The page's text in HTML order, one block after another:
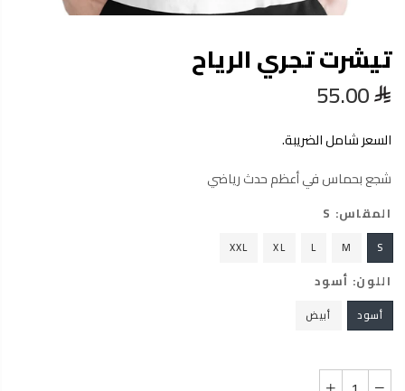
تيشرت تجري الرياح
55.00
السعر شامل الضريبة.
شجع بحماس في أعظم حدث رياضي
المقاس: S
S
M
L
XL
XXL
اللون: أسود
أسود أبيض